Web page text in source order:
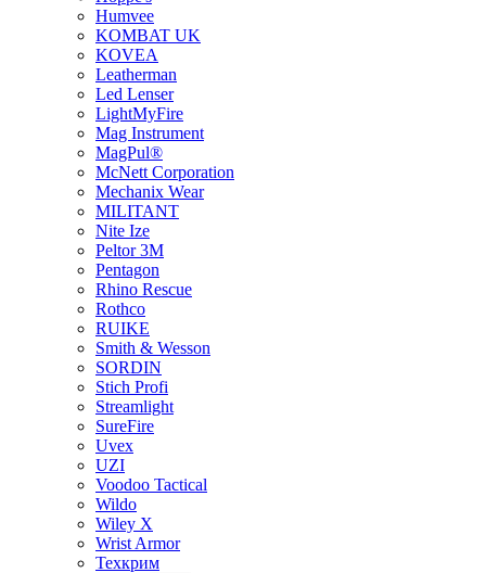
Humvee
KOMBAT UK
KOVEA
Leatherman
Led Lenser
LightMyFire
Mag Instrument
MagPul®
McNett Corporation
Mechanix Wear
MILITANT
Nite Ize
Peltor 3M
Pentagon
Rhino Rescue
Rothco
RUIKE
Smith & Wesson
SORDIN
Stich Profi
Streamlight
SureFire
Uvex
UZI
Voodoo Tactical
Wildo
Wiley X
Wrist Armor
Техкрим